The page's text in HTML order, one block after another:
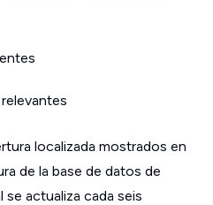
localizada mostrados en
de la base de datos de
se actualiza cada seis